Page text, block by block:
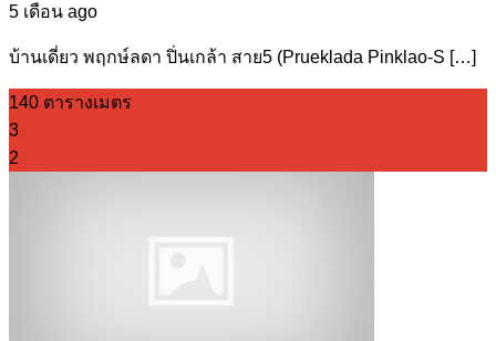
5 เดือน ago
บ้านเดี่ยว พฤกษ์ลดา ปิ่นเกล้า สาย5 (Prueklada Pinklao-S […]
140 ตารางเมตร
3
2